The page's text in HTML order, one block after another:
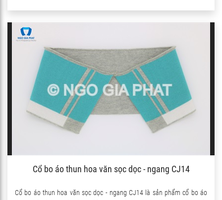
Cổ bo áo thun hoa văn sọc dọc - ngang CJ14
Cổ bo áo thun hoa văn sọc dọc - ngang CJ14 là sản phẩm cổ bo áo